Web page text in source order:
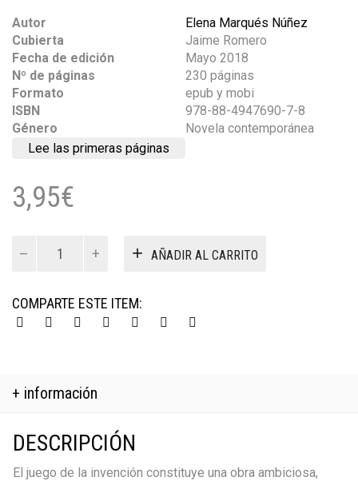
Autor
Elena Marqués Núñez
Cubierta
Jaime Romero
Fecha de edición
Mayo 2018
Nº de páginas
230 páginas
Formato
epub y mobi
ISBN
978-88-4947690-7-8
Género
Novela contemporánea
Lee las primeras páginas
3,95€
la
invención
ebook
AÑADIR AL CARRITO
COMPARTE ESTE ITEM:
+ información
DESCRIPCIÓN
El juego de la invención constituye una obra ambiciosa,